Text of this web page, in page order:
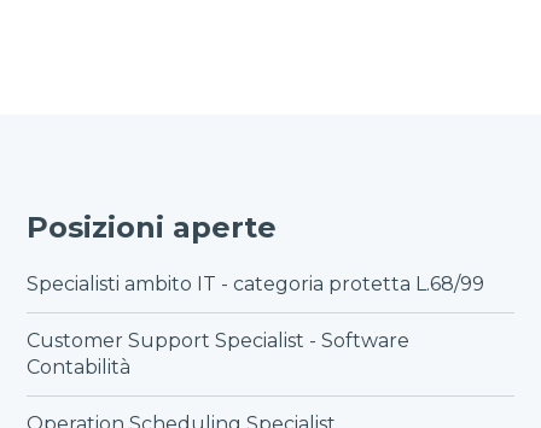
Posizioni aperte
Specialisti ambito IT - categoria protetta L.68/99
Customer Support Specialist - Software
Contabilità